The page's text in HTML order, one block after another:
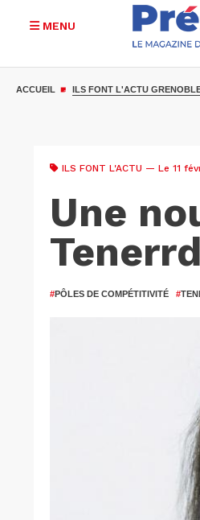
MENU
ACCUEIL ILS FONT L'ACTU
ILS FONT L'ACTU — Le 11
Une
#PÔLES DE COMPÉTITIVITÉ #